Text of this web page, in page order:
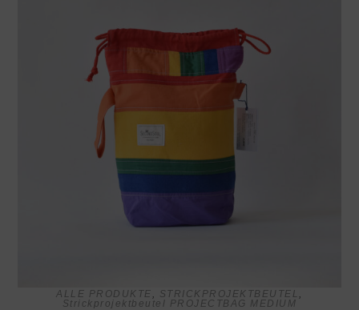
ALLE PRODUKTE STRICKPROJEKTBEUTEL
Strickprojektbeutel PROJECTBAG MEDIUM